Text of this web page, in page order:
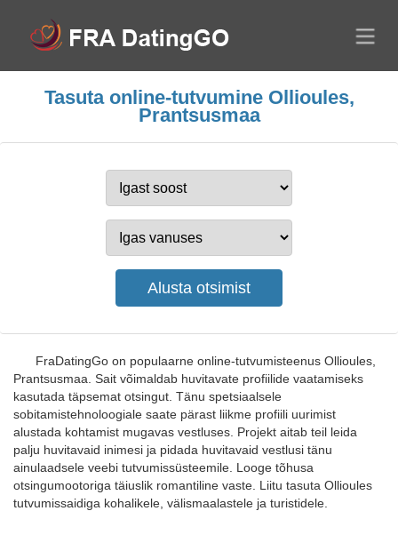
Tasuta online-tutvumine Ollioules,
Prantsusmaa
FraDatingGo on populaarne online-tutvumisteenus Ollioules,
Prantsusmaa. Sait võimaldab huvitavate profiilide vaatamiseks
kasutada täpsemat otsingut. Tänu spetsiaalsele
sobitamistehnoloogiale saate pärast liikme profiili uurimist
alustada kohtamist mugavas vestluses. Projekt aitab teil leida
palju huvitavaid inimesi ja pidada huvitavaid vestlusi tänu
ainulaadsele veebi tutvumissüsteemile. Looge tõhusa
otsingumootoriga täiuslik romantiline vaste. Liitu tasuta Ollioules
tutvumissaidiga kohalikele, välismaalastele ja turistidele.